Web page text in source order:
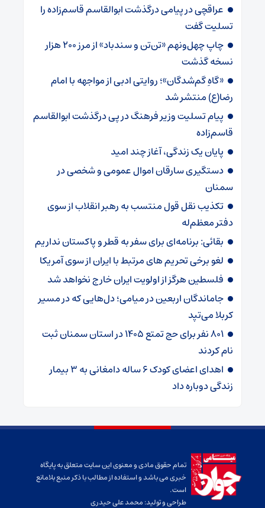
عراقچی در پیامی درگذشت ابوالقاسم قاسم‌زاده را
تسلیت گفت
چاپ چهل‌ونهم «تن‌تن و سندباد» از مرز ۲۰۰ هزار
نسخه گذشت
«گاهِ گم‌شدگان»؛ روایتی ادبی از مواجهه با امام
رضا(ع) منتشر شد
پیام تسلیت وزیر فرهنگ در پی درگذشت ابوالقاسم
قاسم‌زاده
پایان یک زندگی، آغاز چند امید
دستگیری سارقان اموال عمومی و شخصی در
سمنان
تکذیب نقل قول منتسب به رهبر انقلاب از سوی
دفتر معظم‌له
بقائی: برنامه‌ای برای سفر به قطر و پاکستان نداریم
لغو برخی تحریم های مرتبط با ایران از سوی آمریکا
فلسطین هرگز از اولویت ایران خارج نخواهد شد
جاماندگان اربعین در میامی؛ دل‌هایی که در مسیر
کربلا می‌تپد
۸۰۱ نفر برای حج تمتع ۱۴۰۵ در استان سمنان ثبت
نام کردند
اهدای اعضای کودک ۶ ساله دامغانی به ۳ بیمار
زندگی دوباره داد
تمام حقوق مادی و معنوی این سایت متعلق به پایگاه
خبری می باشد و استفاده از مطالب با ذکر منبع بلامانع
است.
طراحی و تولید:محمد علی حیدری